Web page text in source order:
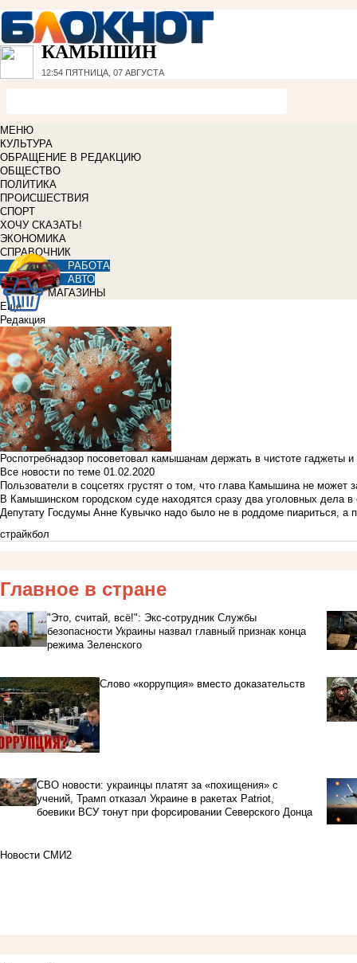
КАМЫШИН
12:54 ПЯТНИЦА, 07 АВГУСТА
МЕНЮ
КУЛЬТУРА
ОБРАЩЕНИЕ В РЕДАКЦИЮ
ОБЩЕСТВО
ПОЛИТИКА
ПРОИСШЕСТВИЯ
СПОРТ
ХОЧУ СКАЗАТЬ!
ЭКОНОМИКА
СПРАВОЧНИК
РАБОТА
АВТО
МАГАЗИНЫ
Еще
Редакция
Роспотребнадзор посоветовал камышанам держать в чистоте гаджеты
Все новости по теме 01.02.2020
Пользователи в соцсетях грустят о том, что глава Камышина не может
В Камышинском городском суде находятся сразу два уголовных дела
Депутату Госдумы Анне Кувычко надо было не в роддоме пиариться, а
страйкбол
Главное в стране
"Это, считай, всё!": Экс-сотрудник Службы
безопасности Украины назвал главный признак конца
режима Зеленского
Слово «коррупция» вместо доказательств
СВО новости: украинцы платят за «похищения» с
учений, Трамп отказал Украине в ракетах Patriot,
боевики ВСУ тонут при форсировании Северского Донца
Новости СМИ2